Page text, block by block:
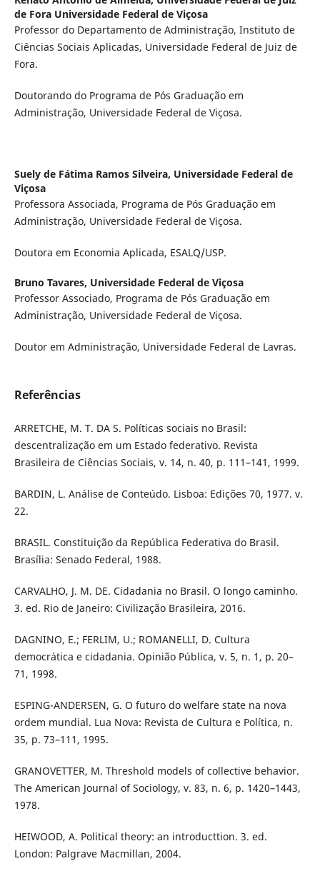
de Fora Universidade Federal de Viçosa
Professor do Departamento de Administração, Instituto de
Ciências Sociais Aplicadas, Universidade Federal de Juiz de
Fora.
Doutorando do Programa de Pós Graduação em
Administração, Universidade Federal de Viçosa.
Suely de Fátima Ramos Silveira, Universidade Federal de
Viçosa
Professora Associada, Programa de Pós Graduação em
Administração, Universidade Federal de Viçosa.
Doutora em Economia Aplicada, ESALQ/USP.
Bruno Tavares, Universidade Federal de Viçosa
Professor Associado, Programa de Pós Graduação em
Administração, Universidade Federal de Viçosa.
Doutor em Administração, Universidade Federal de Lavras.
Referências
ARRETCHE, M. T. DA S. Políticas sociais no Brasil:
descentralização em um Estado federativo. Revista
Brasileira de Ciências Sociais, v. 14, n. 40, p. 111–141, 1999.
BARDIN, L. Análise de Conteúdo. Lisboa: Edições 70, 1977. v.
22.
BRASIL. Constituição da República Federativa do Brasil.
Brasília: Senado Federal, 1988.
CARVALHO, J. M. DE. Cidadania no Brasil. O longo caminho.
3. ed. Rio de Janeiro: Civilização Brasileira, 2016.
DAGNINO, E.; FERLIM, U.; ROMANELLI, D. Cultura
democrática e cidadania. Opinião Pública, v. 5, n. 1, p. 20–
71, 1998.
ESPING-ANDERSEN, G. O futuro do welfare state na nova
ordem mundial. Lua Nova: Revista de Cultura e Política, n.
35, p. 73–111, 1995.
GRANOVETTER, M. Threshold models of collective behavior.
The American Journal of Sociology, v. 83, n. 6, p. 1420–1443,
1978.
HEIWOOD, A. Political theory: an introducttion. 3. ed.
London: Palgrave Macmillan, 2004.